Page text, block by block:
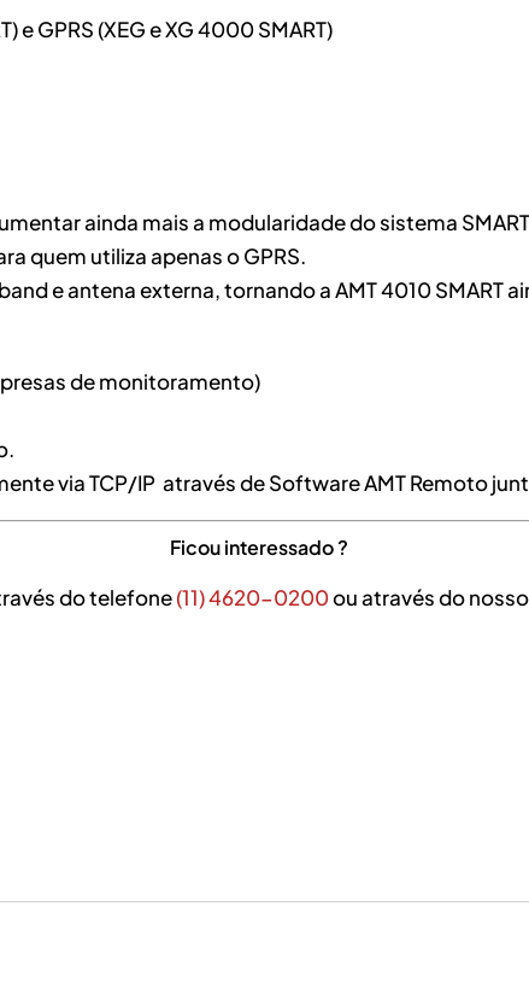
GPRS (XEG e XG 4000 SMART)
ainda mais a modularidade do sistema
quem utiliza apenas o GPRS.
e antena externa, tornando a AMT 4010
de monitoramento)
via TCP/IP através de Software AMT Remoto
Ficou interessado ?
do telefone(11) 4620-0200ou através do